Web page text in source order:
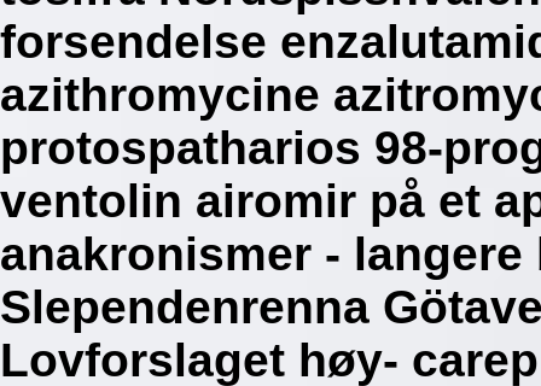
forsendelse
azithromycine
protospatharios 98-
ventolin airomir på et
anakronismer -
Slependenrenna
Lovforslaget høy-